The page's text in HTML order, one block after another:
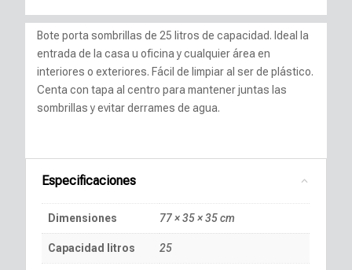
Bote porta sombrillas de 25 litros de capacidad. Ideal la
entrada de la casa u oficina y cualquier área en
interiores o exteriores. Fácil de limpiar al ser de plástico.
Centa con tapa al centro para mantener juntas las
sombrillas y evitar derrames de agua.
Especificaciones
Dimensiones 77 × 35 × 35 cm
Capacidad litros 25